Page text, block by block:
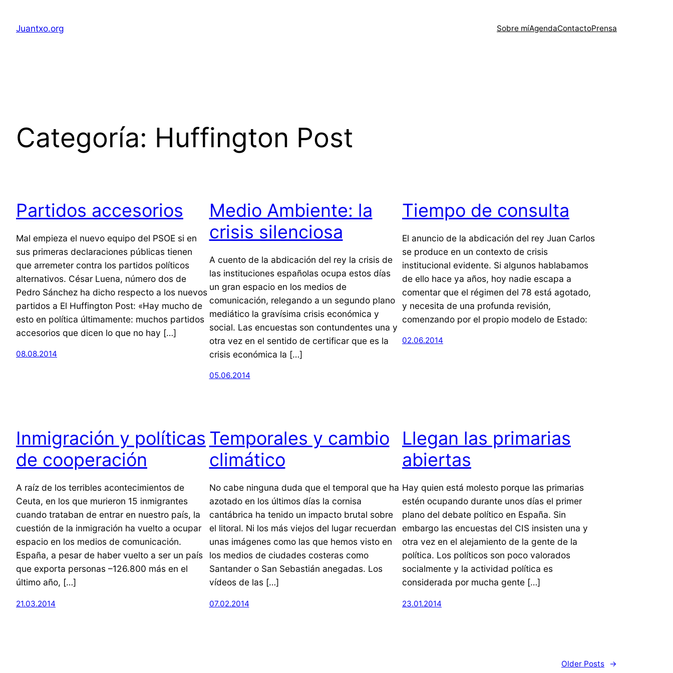
contenido
Juantxo.org Sobre míAgendaContactoPrensa
Categoría: Huffington Post
Partidos accesorios
Mal empieza el nuevo equipo del PSOE si en
sus primeras declaraciones públicas tienen
que arremeter contra los partidos políticos
alternativos. César Luena, número dos de
Pedro Sánchez ha dicho respecto a los nuevos
partidos a El Huffington Post: «Hay mucho de
esto en política últimamente: muchos partidos
accesorios que dicen lo que no hay […]
08.08.2014
Medio Ambiente: la
crisis silenciosa
A cuento de la abdicación del rey la crisis de
las instituciones españolas ocupa estos días
un gran espacio en los medios de
comunicación, relegando a un segundo plano
mediático la gravísima crisis económica y
social. Las encuestas son contundentes una y
otra vez en el sentido de certificar que es la
crisis económica la […]
05.06.2014
Tiempo de consulta
El anuncio de la abdicación del rey Juan Carlos
se produce en un contexto de crisis
institucional evidente. Si algunos hablabamos
de ello hace ya años, hoy nadie escapa a
comentar que el régimen del 78 está agotado,
y necesita de una profunda revisión,
comenzando por el propio modelo de Estado:
02.06.2014
Inmigración y políticas
de cooperación
A raíz de los terribles acontecimientos de
Ceuta, en los que murieron 15 inmigrantes
cuando trataban de entrar en nuestro país, la
cuestión de la inmigración ha vuelto a ocupar
espacio en los medios de comunicación.
España, a pesar de haber vuelto a ser un país
que exporta personas –126.800 más en el
último año, […]
21.03.2014
Temporales y cambio
climático
No cabe ninguna duda que el temporal que ha
azotado en los últimos días la cornisa
cantábrica ha tenido un impacto brutal sobre
el litoral. Ni los más viejos del lugar recuerdan
unas imágenes como las que hemos visto en
los medios de ciudades costeras como
Santander o San Sebastián anegadas. Los
vídeos de las […]
07.02.2014
Llegan las primarias
abiertas
Hay quien está molesto porque las primarias
estén ocupando durante unos días el primer
plano del debate político en España. Sin
embargo las encuestas del CIS insisten una y
otra vez en el alejamiento de la gente de la
política. Los políticos son poco valorados
socialmente y la actividad política es
considerada por mucha gente […]
23.01.2014
Older Posts →